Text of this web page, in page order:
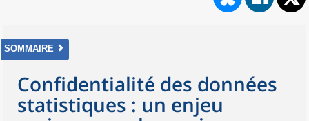
SOMMAIRE
Confidentialité des données
statistiques : un enjeu